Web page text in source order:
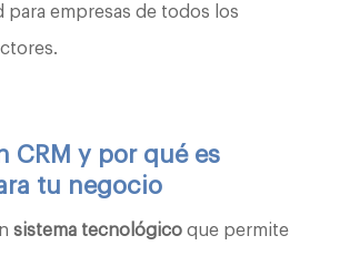
para empresas de todos los
CRM y por qué es
tu negocio
sistema tecnológicoque permite